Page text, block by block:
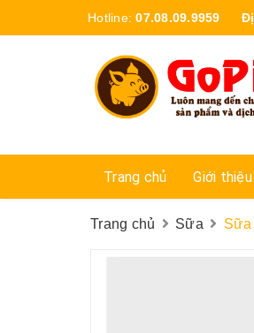
Hotline:07.08.09.9959
Trang chủ Giới thiệu
Trang chủ Sữa Sữa